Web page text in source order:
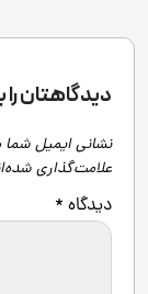
دیدگاهتان
نشانی ایمیل
علامت‌گذاری
دیدگاه *